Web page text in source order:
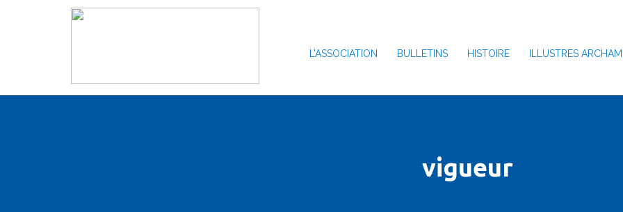
L’ASSOCIATION BULLETINS HISTOIRE ILLUSTRES
vigueur